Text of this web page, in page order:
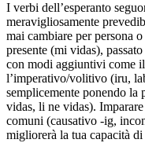
I verbi dell’esperanto
meravigliosamente
mai cambiare per persona
presente (mi vidas),
con modi aggiuntivi come
l’imperativo/volitivo (iru,
semplicemente ponendo la
vidas, li ne vidas).
comuni (causativo -ig,
migliorerà la tua capacità